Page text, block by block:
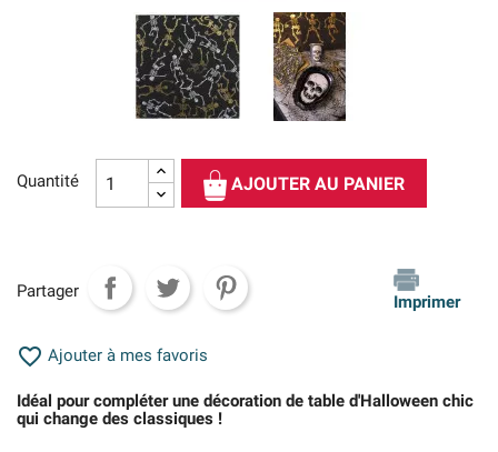
Quantité AJOUTER AU PANIER
Partager
Imprimer
 Ajouter à mes favoris
Idéal pour compléter une décoration de table d'Halloween chic
qui change des classiques !